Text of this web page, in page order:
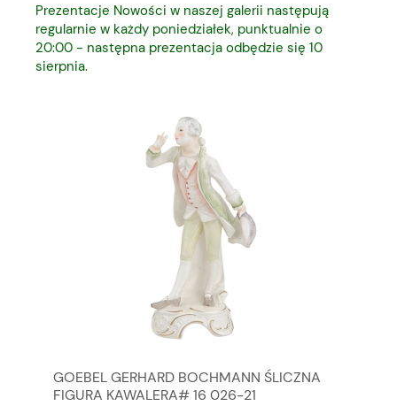
Prezentacje Nowości w naszej galerii następują
regularnie w każdy poniedziałek, punktualnie o
20:00 - następna prezentacja odbędzie się 10
sierpnia.
GOEBEL GERHARD BOCHMANN ŚLICZNA
FIGURA KAWALERA# 16 026-21